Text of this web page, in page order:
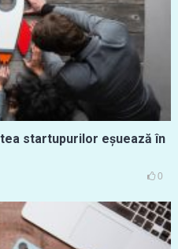
startupurilor eșuează în
0